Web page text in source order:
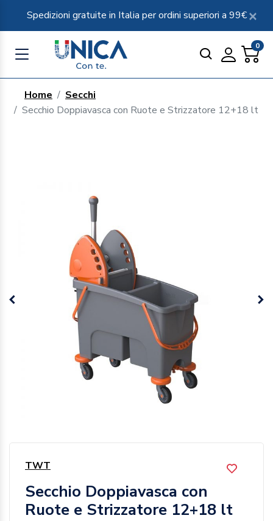
Spedizioni gratuite in Italia per ordini superiori a 99€
0
Home
Secchi
Secchio Doppiavasca con Ruote e Strizzatore 12+18 lt
TWT
Secchio Doppiavasca con
Ruote e Strizzatore 12+18 lt